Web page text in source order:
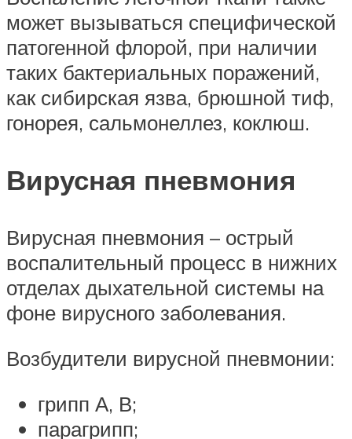
может вызываться специфической
патогенной флорой, при наличии
таких бактериальных поражений,
как сибирская язва, брюшной тиф,
гонорея, сальмонеллез, коклюш.
Вирусная пневмония
Вирусная пневмония – острый
воспалительный процесс в нижних
отделах дыхательной системы на
фоне вирусного заболевания.
Возбудители вирусной пневмонии:
грипп А, В;
парагрипп;